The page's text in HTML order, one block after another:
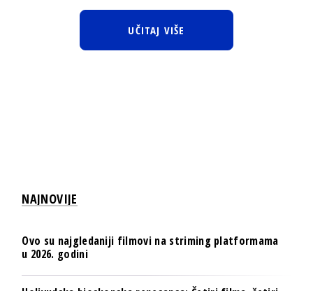
UČITAJ VIŠE
NAJNOVIJE
Ovo su najgledaniji filmovi na striming platformama
u 2026. godini